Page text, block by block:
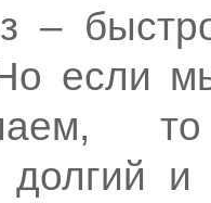
–
если
долгий и